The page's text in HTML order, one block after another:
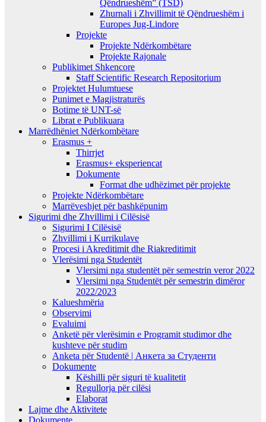
Qëndrueshëm” (TSD)
Zhurnali i Zhvillimit të Qëndrueshëm i
Europes Jug-Lindore
Projekte
Projekte Ndërkombëtare
Projekte Rajonale
Publikimet Shkencore
Staff Scientific Research Repositorium
Projektet Hulumtuese
Punimet e Magjistraturës
Botime të UNT-së
Librat e Publikuara
Marrëdhëniet Ndërkombëtare
Erasmus +
Thirrjet
Erasmus+ eksperiencat
Dokumente
Format dhe udhëzimet për projekte
Projekte Ndërkombëtare
Marrëveshjet për bashkëpunim
Sigurimi dhe Zhvillimi i Cilësisë
Sigurimi I Cilësisë
Zhvillimi i Kurrikulave
Procesi i Akreditimit dhe Riakreditimit
Vlerësimi nga Studentët
Vlersimi nga studentët për semestrin veror 2022
Vlersimi nga Studentët për semestrin dimëror
2022/2023
Kalueshmëria
Observimi
Evaluimi
Anketë për vlerësimin e Programit studimor dhe
kushteve për studim
Anketa për Studentë | Анкета за Студенти
Dokumente
Këshilli për siguri të kualitetit
Regullorja për cilësi
Elaborat
Lajme dhe Aktivitete
Dokumente